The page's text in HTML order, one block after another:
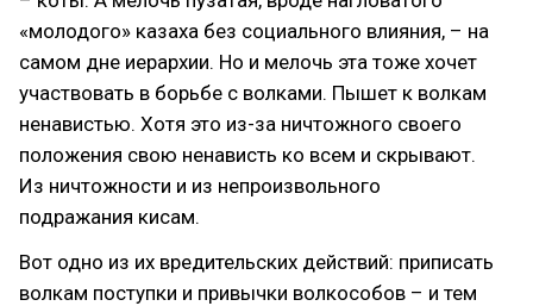
«молодого» казаха без социального влияния, – на
самом дне иерархии. Но и мелочь эта тоже хочет
участвовать в борьбе с волками. Пышет к волкам
ненавистью. Хотя это из-за ничтожного своего
положения свою ненависть ко всем и скрывают.
Из ничтожности и из непроизвольного
подражания кисам.
Вот одно из их вредительских действий: приписать
волкам поступки и привычки волкособов – и тем